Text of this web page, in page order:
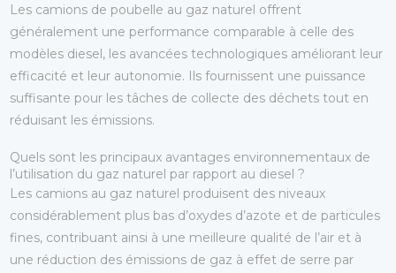
Les camions de poubelle au gaz naturel offrent
généralement une performance comparable à celle des
modèles diesel, les avancées technologiques améliorant leur
efficacité et leur autonomie. Ils fournissent une puissance
suffisante pour les tâches de collecte des déchets tout en
réduisant les émissions.
Quels sont les principaux avantages environnementaux de
l’utilisation du gaz naturel par rapport au diesel ?
Les camions au gaz naturel produisent des niveaux
considérablement plus bas d’oxydes d’azote et de particules
fines, contribuant ainsi à une meilleure qualité de l’air et à
une réduction des émissions de gaz à effet de serre par